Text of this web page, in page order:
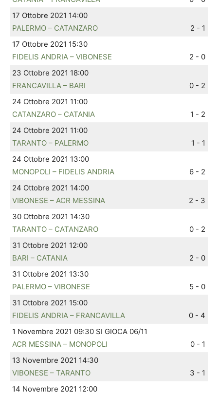
17 Ottobre 2021 14:00
PALERMO – CATANZARO
2 - 1
17 Ottobre 2021 15:30
FIDELIS ANDRIA – VIBONESE
2 - 0
23 Ottobre 2021 18:00
FRANCAVILLA – BARI
0 - 2
24 Ottobre 2021 11:00
CATANZARO – CATANIA
1 - 2
24 Ottobre 2021 11:00
TARANTO – PALERMO
1 - 1
24 Ottobre 2021 13:00
MONOPOLI – FIDELIS ANDRIA
6 - 2
24 Ottobre 2021 14:00
VIBONESE – ACR MESSINA
2 - 3
30 Ottobre 2021 14:30
TARANTO – CATANZARO
0 - 2
31 Ottobre 2021 12:00
BARI – CATANIA
2 - 0
31 Ottobre 2021 13:30
PALERMO – VIBONESE
5 - 0
31 Ottobre 2021 15:00
FIDELIS ANDRIA – FRANCAVILLA
0 - 4
1 Novembre 2021 09:30 SI GIOCA 06/11
ACR MESSINA – MONOPOLI
0 - 1
13 Novembre 2021 14:30
VIBONESE – TARANTO
3 - 1
14 Novembre 2021 12:00